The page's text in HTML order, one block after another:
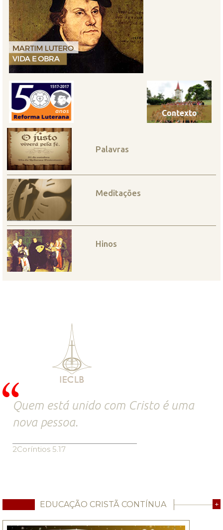
Palavras
Meditações
Hinos
Quem está unido com Cristo é uma
nova pessoa.
2Coríntios 5.17
EDUCAÇÃO CRISTÃ CONTÍNUA +